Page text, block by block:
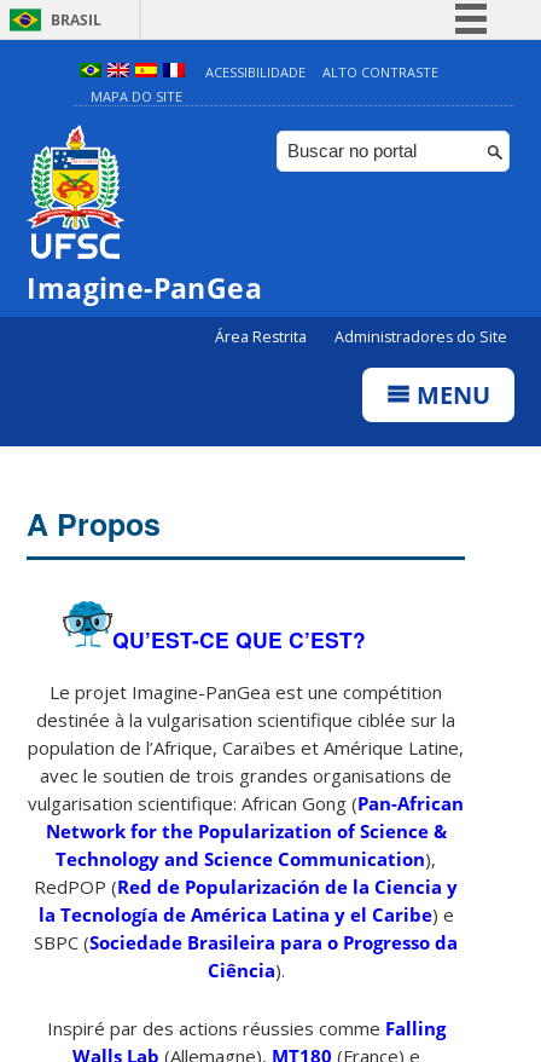
BRASIL
Simplifique!
Comunica BR
Participe
ACESSIBILIDADE
ALTO CONTRASTE
MAPA DO SITE
Imagine-PanGea
Área Restrita Administradores do Site
MENU
A Propos
QU’EST-CE QUE C’EST?
Le projet Imagine-PanGea est une compétition
destinée à la vulgarisation scientifique ciblée sur la
population de l’Afrique, Caraïbes et Amérique Latine,
avec le soutien de trois grandes organisations de
vulgarisation scientifique: African Gong (Pan-African
Network for the Popularization of Science &
Technology and Science Communication),
RedPOP (Red de Popularización de la Ciencia y
la Tecnología de América Latina y el Caribe) e
SBPC (Sociedade Brasileira para o Progresso da
Ciência).
Inspiré par des actions réussies comme Falling
Walls Lab (Allemagne), MT180 (France) e